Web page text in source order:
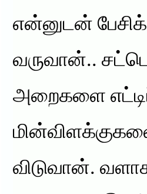
என்னுடன்
வருவான்..
அறைகளை
விடுவான்.